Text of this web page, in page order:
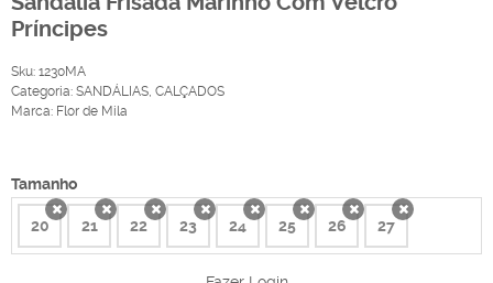
Príncipes
Sku: 1230MA
Categoria: SANDÁLIAS, CALÇADOS
Marca: Flor de Mila
Tamanho
20x 21x 22x 23x 24x 25x 26x 27x